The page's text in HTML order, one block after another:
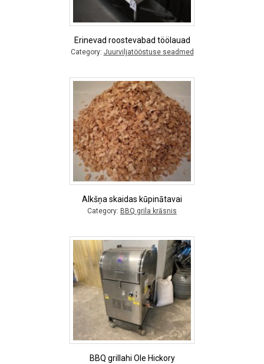
Erinevad roostevabad töölauad
Category: Juurviljatööstuse seadmed
Alkšņa skaidas kūpinātavai
Category: BBQ grila krāsnis
BBQ grillahi Ole Hickory